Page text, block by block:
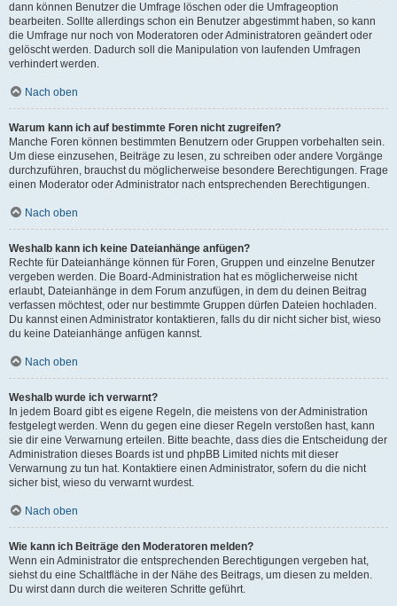
dann können Benutzer die Umfrage löschen oder die Umfrageoption
bearbeiten. Sollte allerdings schon ein Benutzer abgestimmt haben, so kann
die Umfrage nur noch von Moderatoren oder Administratoren geändert oder
gelöscht werden. Dadurch soll die Manipulation von laufenden Umfragen
verhindert werden.
Nach oben
Warum kann ich auf bestimmte Foren nicht zugreifen?
Manche Foren können bestimmten Benutzern oder Gruppen vorbehalten sein.
Um diese einzusehen, Beiträge zu lesen, zu schreiben oder andere Vorgänge
durchzuführen, brauchst du möglicherweise besondere Berechtigungen. Frage
einen Moderator oder Administrator nach entsprechenden Berechtigungen.
Nach oben
Weshalb kann ich keine Dateianhänge anfügen?
Rechte für Dateianhänge können für Foren, Gruppen und einzelne Benutzer
vergeben werden. Die Board-Administration hat es möglicherweise nicht
erlaubt, Dateianhänge in dem Forum anzufügen, in dem du deinen Beitrag
verfassen möchtest, oder nur bestimmte Gruppen dürfen Dateien hochladen.
Du kannst einen Administrator kontaktieren, falls du dir nicht sicher bist, wieso
du keine Dateianhänge anfügen kannst.
Nach oben
Weshalb wurde ich verwarnt?
In jedem Board gibt es eigene Regeln, die meistens von der Administration
festgelegt werden. Wenn du gegen eine dieser Regeln verstoßen hast, kann
sie dir eine Verwarnung erteilen. Bitte beachte, dass dies die Entscheidung der
Administration dieses Boards ist und phpBB Limited nichts mit dieser
Verwarnung zu tun hat. Kontaktiere einen Administrator, sofern du die nicht
sicher bist, wieso du verwarnt wurdest.
Nach oben
Wie kann ich Beiträge den Moderatoren melden?
Wenn ein Administrator die entsprechenden Berechtigungen vergeben hat,
siehst du eine Schaltfläche in der Nähe des Beitrags, um diesen zu melden.
Du wirst dann durch die weiteren Schritte geführt.